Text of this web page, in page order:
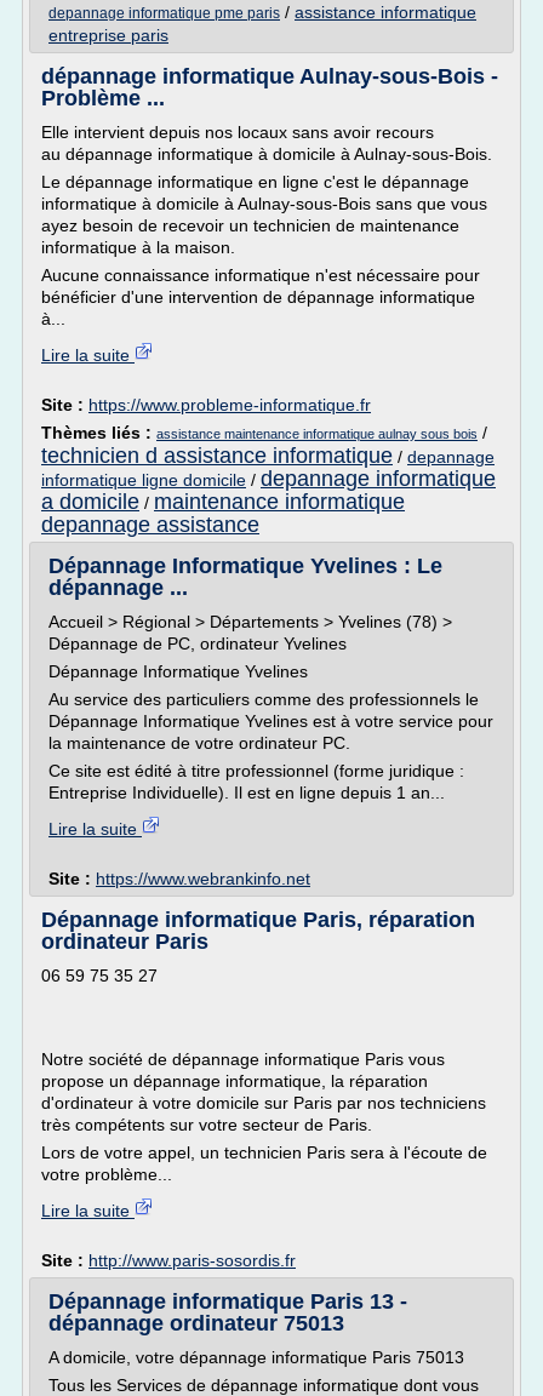
depannage informatique pme paris / assistance informatique
entreprise paris
dépannage informatique Aulnay-sous-Bois -
Problème ...
Elle intervient depuis nos locaux sans avoir recours
au dépannage informatique à domicile à Aulnay-sous-Bois.
Le dépannage informatique en ligne c'est le dépannage
informatique à domicile à Aulnay-sous-Bois sans que vous
ayez besoin de recevoir un technicien de maintenance
informatique à la maison.
Aucune connaissance informatique n'est nécessaire pour
bénéficier d'une intervention de dépannage informatique
à...
Lire la suite
Site : https://www.probleme-informatique.fr
Thèmes liés : assistance maintenance informatique aulnay sous bois /
technicien d assistance informatique / depannage
informatique ligne domicile / depannage informatique
a domicile / maintenance informatique
depannage assistance
Dépannage Informatique Yvelines : Le
dépannage ...
Accueil > Régional > Départements > Yvelines (78) >
Dépannage de PC, ordinateur Yvelines
Dépannage Informatique Yvelines
Au service des particuliers comme des professionnels le
Dépannage Informatique Yvelines est à votre service pour
la maintenance de votre ordinateur PC.
Ce site est édité à titre professionnel (forme juridique :
Entreprise Individuelle). Il est en ligne depuis 1 an...
Lire la suite
Site : https://www.webrankinfo.net
Dépannage informatique Paris, réparation
ordinateur Paris
06 59 75 35 27
Notre société de dépannage informatique Paris vous
propose un dépannage informatique, la réparation
d'ordinateur à votre domicile sur Paris par nos techniciens
très compétents sur votre secteur de Paris.
Lors de votre appel, un technicien Paris sera à l'écoute de
votre problème...
Lire la suite
Site : http://www.paris-sosordis.fr
Dépannage informatique Paris 13 -
dépannage ordinateur 75013
A domicile, votre dépannage informatique Paris 75013
Tous les Services de dépannage informatique dont vous